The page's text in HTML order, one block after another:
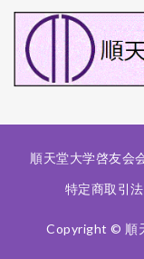
順天堂大学啓友会
特定商取引
Copyright © 順